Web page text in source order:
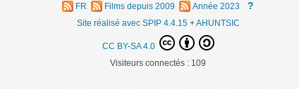
FR Films depuis 2009 Année 2023 ?
Site réalisé avec SPIP 4.4.15+AHUNTSIC
CC BY-SA 4.0
Visiteurs connectés :109